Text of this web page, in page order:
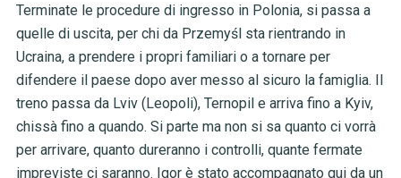
Terminate le procedure di ingresso in Polonia, si passa a
quelle di uscita, per chi da Przemyśl sta rientrando in
Ucraina, a prendere i propri familiari o a tornare per
difendere il paese dopo aver messo al sicuro la famiglia. Il
treno passa da Lviv (Leopoli), Ternopil e arriva fino a Kyiv,
chissà fino a quando. Si parte ma non si sa quanto ci vorrà
per arrivare, quanto dureranno i controlli, quante fermate
impreviste ci saranno. Igor è stato accompagnato qui da un